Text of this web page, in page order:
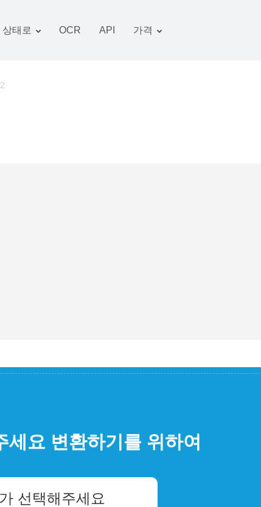
상태로
림 변환기
OCR API 가격
세요 변환하기를 위하여
선택해주세요